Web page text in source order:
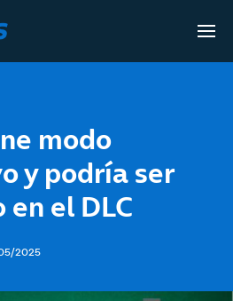
modo
y podría ser
el DLC
2025